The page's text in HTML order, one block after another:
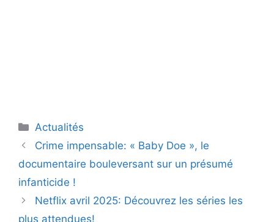
Catégories
Actualités
Crime impensable: « Baby Doe », le
documentaire bouleversant sur un présumé
infanticide !
Netflix avril 2025: Découvrez les séries les
plus attendues!